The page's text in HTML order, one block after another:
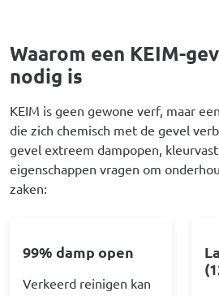
Waarom een KEIM-
nodig is
KEIM is geen gewone verf, maar
die zich chemisch met de gevel
gevel extreem dampopen,
eigenschappen vragen om
zaken:
99% damp open
Verkeerd reinigen kan